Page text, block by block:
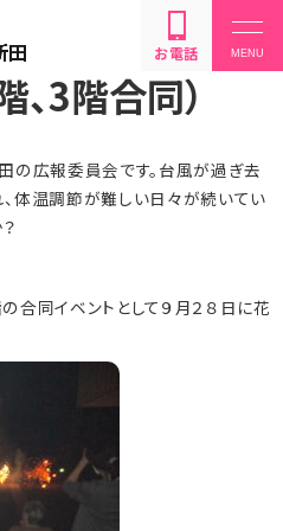
お電話
ビス内容
・料金
3階合同）
の広報委員会です。台風が過ぎ去
体温調節が難しい日々が続いてい
合同イベントとして９月２８日に花